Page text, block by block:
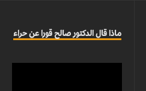
ماذا قال الدكتور صالح قورا عن حراء